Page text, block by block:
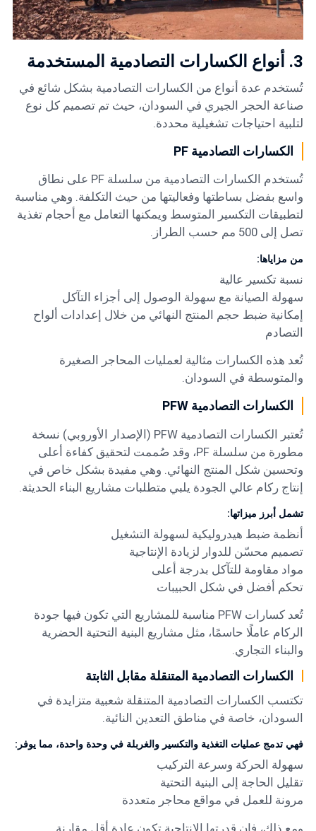
3. أنواع الكسارات التصادمية المستخدمة
تُستخدم عدة أنواع من الكسارات التصادمية بشكل شائع في
صناعة الحجر الجيري في السودان، حيث تم تصميم كل نوع
لتلبية احتياجات تشغيلية محددة.
الكسارات التصادمية PF
تُستخدم الكسارات التصادمية من سلسلة PF على نطاق
واسع بفضل بساطتها وفعاليتها من حيث التكلفة. وهي مناسبة
لتطبيقات التكسير المتوسط ويمكنها التعامل مع أحجام تغذية
تصل إلى 500 مم حسب الطراز.
من مزاياها:
نسبة تكسير عالية
سهولة الصيانة مع سهولة الوصول إلى أجزاء التآكل
إمكانية ضبط حجم المنتج النهائي من خلال إعدادات ألواح
التصادم
تُعد هذه الكسارات مثالية لعمليات المحاجر الصغيرة
والمتوسطة في السودان.
الكسارات التصادمية PFW
تُعتبر الكسارات التصادمية PFW (الإصدار الأوروبي) نسخة
مطورة من سلسلة PF، وقد صُممت لتحقيق كفاءة أعلى
وتحسين شكل المنتج النهائي. وهي مفيدة بشكل خاص في
إنتاج ركام عالي الجودة يلبي متطلبات مشاريع البناء الحديثة.
تشمل أبرز ميزاتها:
أنظمة ضبط هيدروليكية لسهولة التشغيل
تصميم محسّن للدوار لزيادة الإنتاجية
مواد مقاومة للتآكل بدرجة أعلى
تحكم أفضل في شكل الحبيبات
تُعد كسارات PFW مناسبة للمشاريع التي تكون فيها جودة
الركام عاملًا حاسمًا، مثل مشاريع البنية التحتية الحضرية
والبناء التجاري.
الكسارات التصادمية المتنقلة مقابل الثابتة
تكتسب الكسارات التصادمية المتنقلة شعبية متزايدة في
السودان، خاصة في مناطق التعدين النائية.
فهي تدمج عمليات التغذية والتكسير والغربلة في وحدة واحدة، مما يوفر:
سهولة الحركة وسرعة التركيب
تقليل الحاجة إلى البنية التحتية
مرونة للعمل في مواقع محاجر متعددة
ومع ذلك، فإن قدرتها الإنتاجية تكون عادة أقل مقارنة